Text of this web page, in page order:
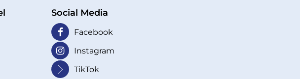
Social Media
Facebook
Instagram
TikTok